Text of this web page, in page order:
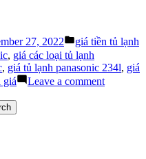
27, 2022
Posted
in
giá tiền tủ lạnh
, giá các loại tủ lạnh
, giá tủ lạnh panasonic 234l, giá
giá Leave a commenton